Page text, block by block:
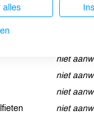
niet
niet
niet
niet
niet
niet
alles